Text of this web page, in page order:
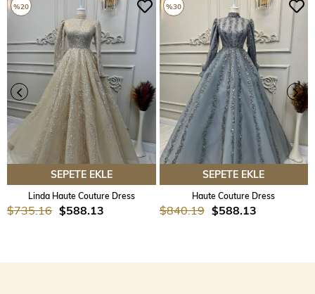
SEPETE EKLE
Linda Haute Couture Dress
$588.13
$735.16
%20
SEPETE EKLE
Haute Couture Dress
$588.13
$840.19
%30